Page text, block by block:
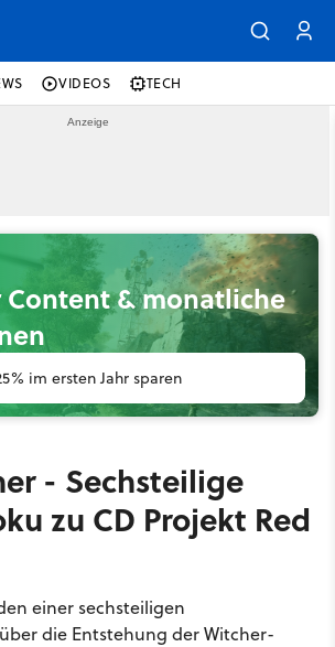
VIDEOS TECH
Content & monatliche
im ersten Jahr sparen
- Sechsteilige
zu CD Projekt Red
einer sechsteiligen
die Entstehung der Witcher-